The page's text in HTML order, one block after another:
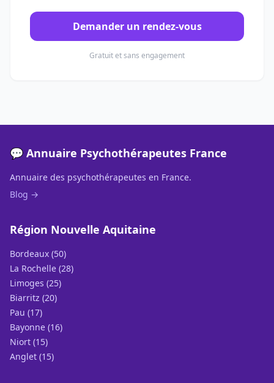
Demander un rendez-vous
Gratuit et sans engagement
💬 Annuaire Psychothérapeutes France
Annuaire des psychothérapeutes en France.
Blog →
Région Nouvelle Aquitaine
Bordeaux (50)
La Rochelle (28)
Limoges (25)
Biarritz (20)
Pau (17)
Bayonne (16)
Niort (15)
Anglet (15)